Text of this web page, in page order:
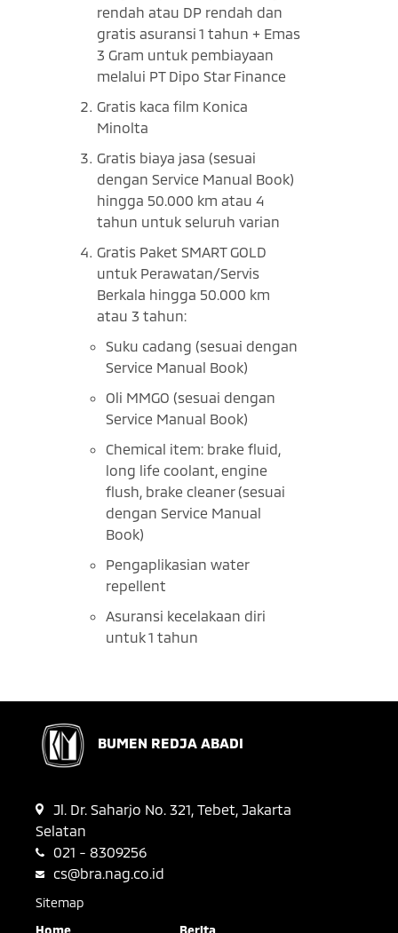
rendah atau DP rendah dan
gratis asuransi 1 tahun + Emas
3 Gram untuk pembiayaan
melalui PT Dipo Star Finance
Gratis kaca film Konica
Minolta
Gratis biaya jasa (sesuai
dengan Service Manual Book)
hingga 50.000 km atau 4
tahun untuk seluruh varian
Gratis Paket SMART GOLD
untuk Perawatan/Servis
Berkala hingga 50.000 km
atau 3 tahun:
Suku cadang (sesuai dengan
Service Manual Book)
Oli MMGO (sesuai dengan
Service Manual Book)
Chemical item: brake fluid,
long life coolant, engine
flush, brake cleaner (sesuai
dengan Service Manual
Book)
Pengaplikasian water
repellent
Asuransi kecelakaan diri
untuk 1 tahun
BUMEN REDJA ABADI
Jl. Dr. Saharjo No. 321, Tebet, Jakarta
Selatan
021 - 8309256
cs@bra.nag.co.id
Sitemap
Home
Berita